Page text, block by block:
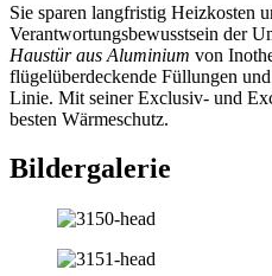
Sie sparen langfristig Heizkosten
Verantwortungsbewusstsein der
Haustür aus Aluminium von
flügelüberdeckende Füllungen
Linie. Mit seiner Exclusiv- und
besten Wärmeschutz.
Bildergalerie